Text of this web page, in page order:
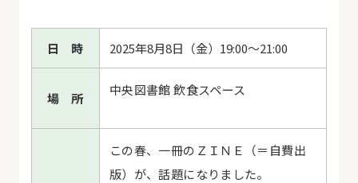
日 時 2025年8月8日（金）19:00〜21:00
場 所
中央図書館 飲食スペース
この春、一冊のＺＩＮＥ（＝自費出
版）が、話題になりました。